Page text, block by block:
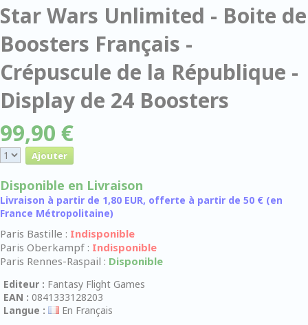
Star Wars Unlimited - Boite de
Boosters Français -
Crépuscule de la République -
Display de 24 Boosters
99,90 €
Disponible en Livraison
Livraison à partir de 1,80 EUR, offerte à partir de 50 € (en
France Métropolitaine)
Paris Bastille : Indisponible
Paris Oberkampf : Indisponible
Paris Rennes-Raspail : Disponible
Editeur : Fantasy Flight Games
EAN : 0841333128203
Langue :
En Français